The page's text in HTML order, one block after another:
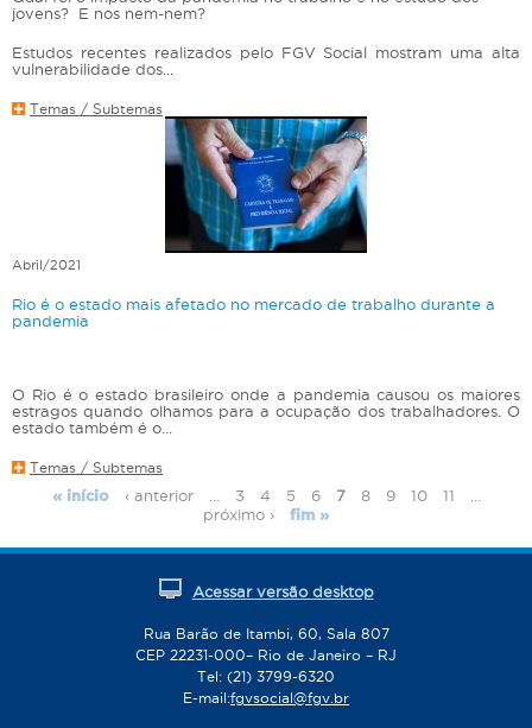
jovens? E nos nem-nem?
Estudos recentes realizados pelo FGV Social mostram uma alta
vulnerabilidade dos...
Temas / Subtemas
Abril/2021
Rio é o estado mais afetado no mercado de trabalho durante a
pandemia
O Rio é o estado brasileiro onde a pandemia causou os maiores
estragos quando olhamos para a ocupação dos trabalhadores. O
estado também é o...
Temas / Subtemas
á
« início ‹ anterior 3 4 5 6 7 8 9 10 11
próximo ›
fim »
Acessar versão desktop
Rua Barão de Itambi, 60, Sala 807
CEP 22231-000– Rio de Janeiro – RJ
Tel: (21) 3799-6320
E-mail:fgvsocial@fgv.br